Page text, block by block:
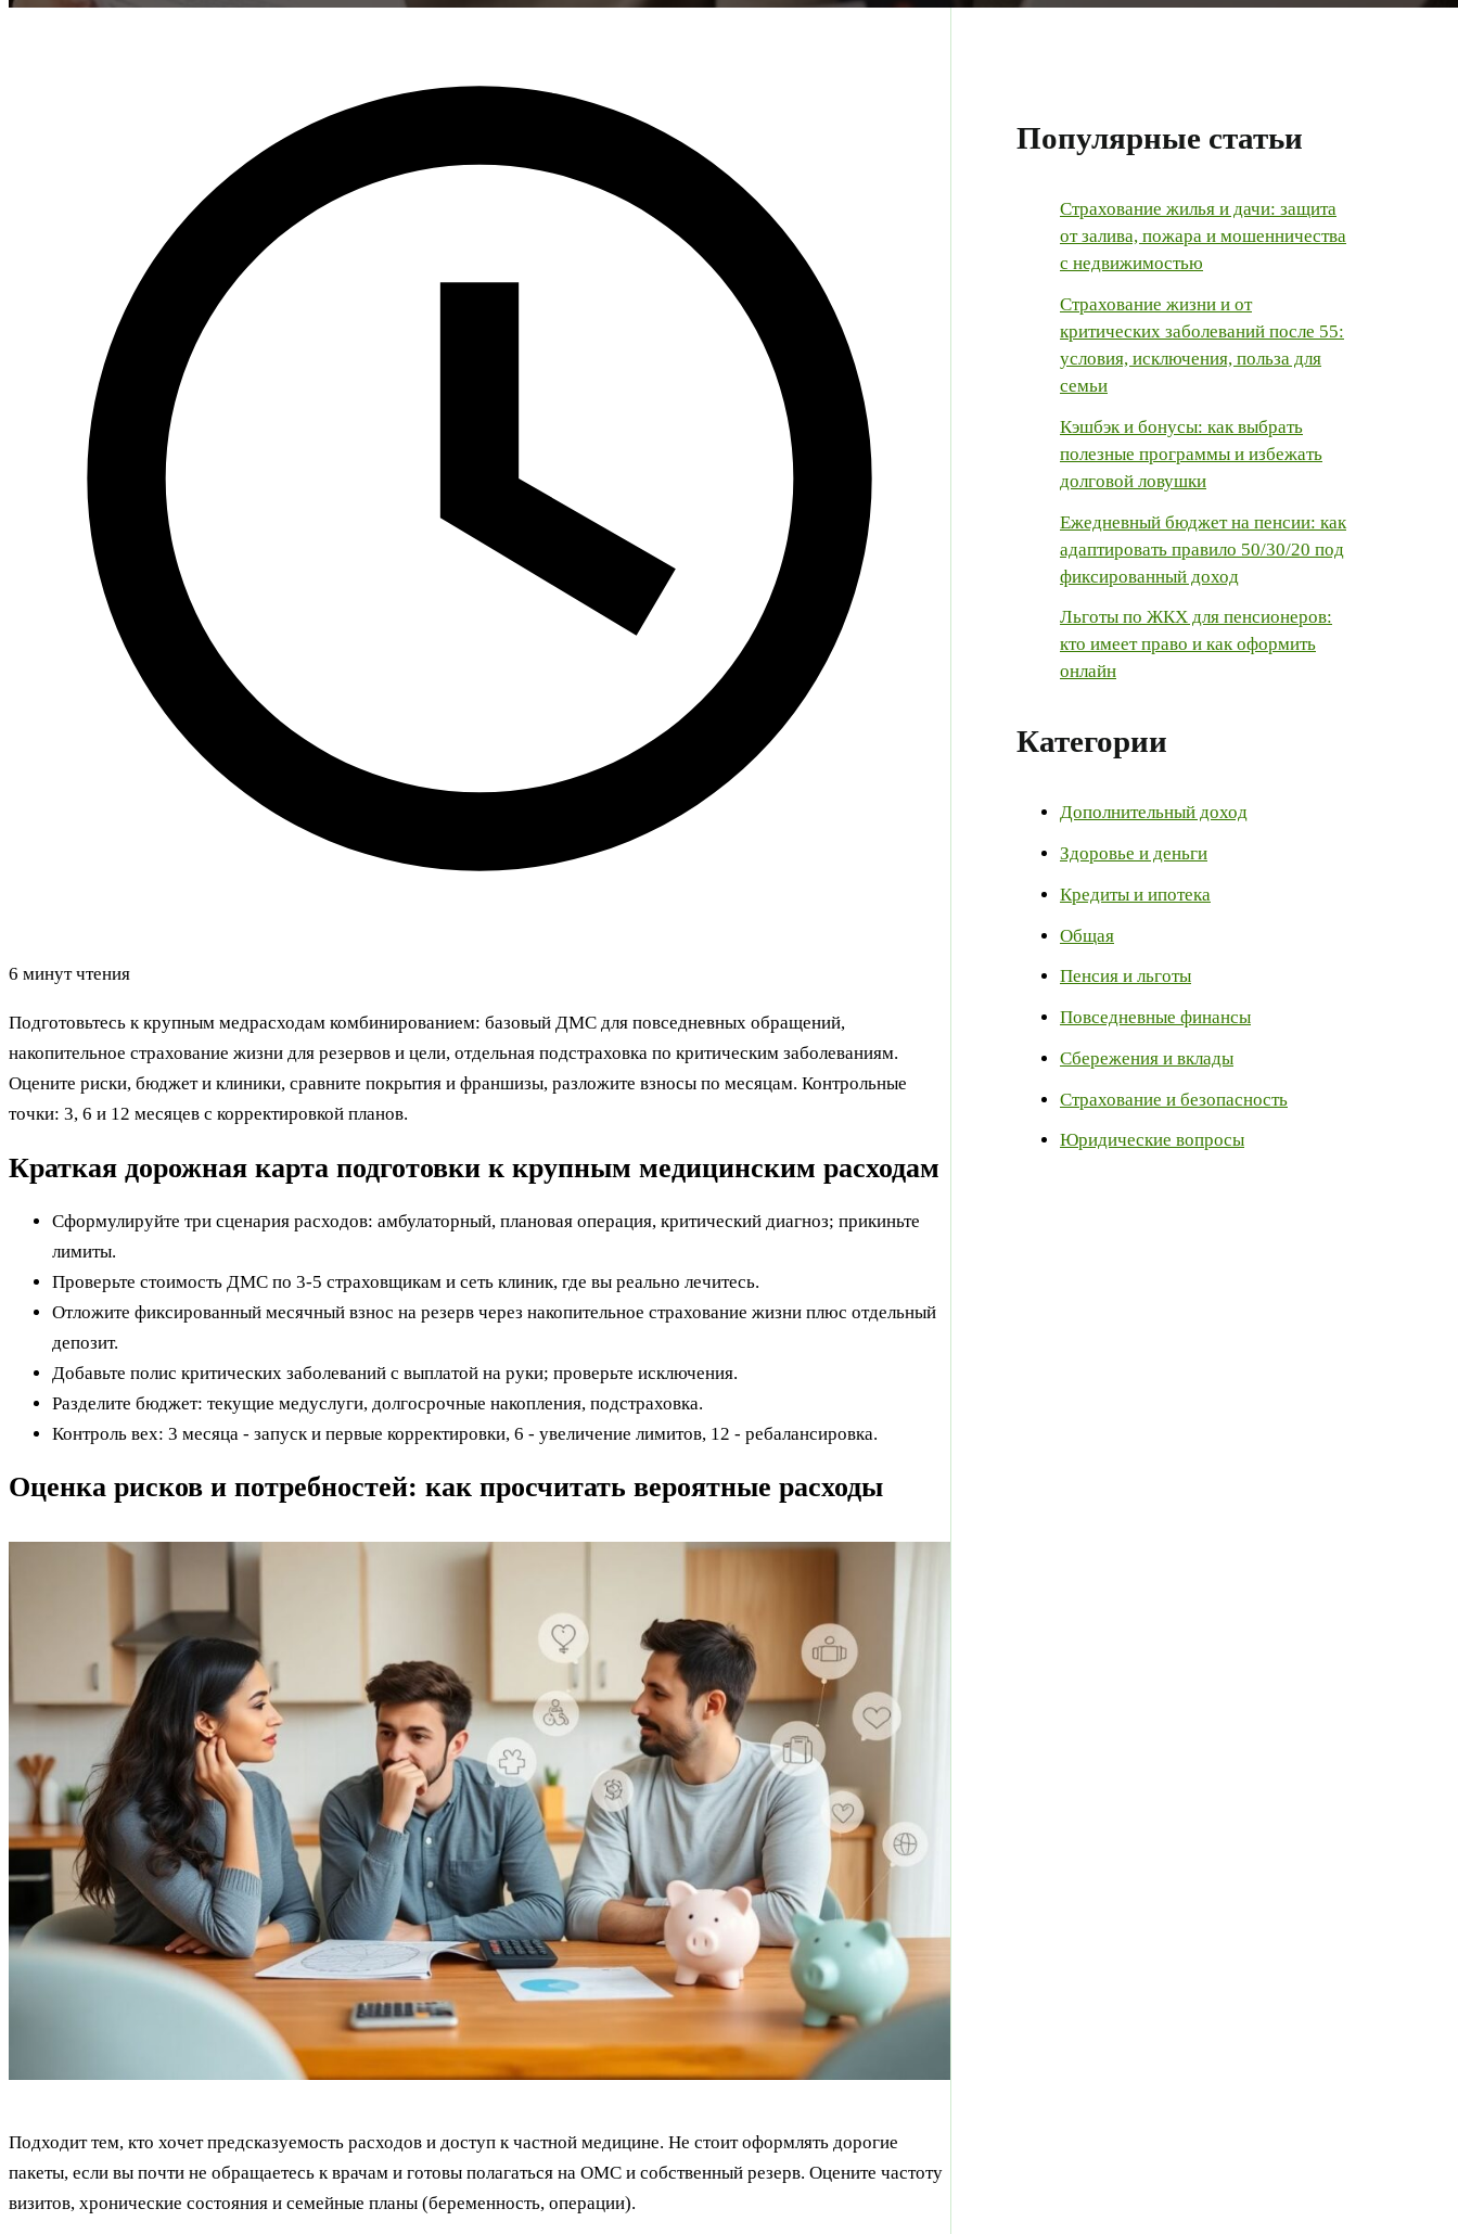
6 минут чтения
Подготовьтесь к крупным медрасходам комбинированием: базовый ДМС для повседневных обращений,
накопительное страхование жизни для резервов и цели, отдельная подстраховка по критическим заболеваниям.
Оцените риски, бюджет и клиники, сравните покрытия и франшизы, разложите взносы по месяцам. Контрольные
точки: 3, 6 и 12 месяцев с корректировкой планов.
Краткая дорожная карта подготовки к крупным медицинским расходам
Сформулируйте три сценария расходов: амбулаторный, плановая операция, критический диагноз; прикиньте
лимиты.
Проверьте стоимость ДМС по 3-5 страховщикам и сеть клиник, где вы реально лечитесь.
Отложите фиксированный месячный взнос на резерв через накопительное страхование жизни плюс отдельный
депозит.
Добавьте полис критических заболеваний с выплатой на руки; проверьте исключения.
Разделите бюджет: текущие медуслуги, долгосрочные накопления, подстраховка.
Контроль вех: 3 месяца - запуск и первые корректировки, 6 - увеличение лимитов, 12 - ребалансировка.
Оценка рисков и потребностей: как просчитать вероятные расходы
Подходит тем, кто хочет предсказуемость расходов и доступ к частной медицине. Не стоит оформлять дорогие
пакеты, если вы почти не обращаетесь к врачам и готовы полагаться на ОМС и собственный резерв. Оцените частоту
визитов, хронические состояния и семейные планы (беременность, операции).
Популярные статьи
Страхование жилья и дачи: защита
от залива, пожара и мошенничества
с недвижимостью
Страхование жизни и от
критических заболеваний после 55:
условия, исключения, польза для
семьи
Кэшбэк и бонусы: как выбрать
полезные программы и избежать
долговой ловушки
Ежедневный бюджет на пенсии: как
адаптировать правило 50/30/20 под
фиксированный доход
Льготы по ЖКХ для пенсионеров:
кто имеет право и как оформить
онлайн
Категории
Дополнительный доход
Здоровье и деньги
Кредиты и ипотека
Общая
Пенсия и льготы
Повседневные финансы
Сбережения и вклады
Страхование и безопасность
Юридические вопросы